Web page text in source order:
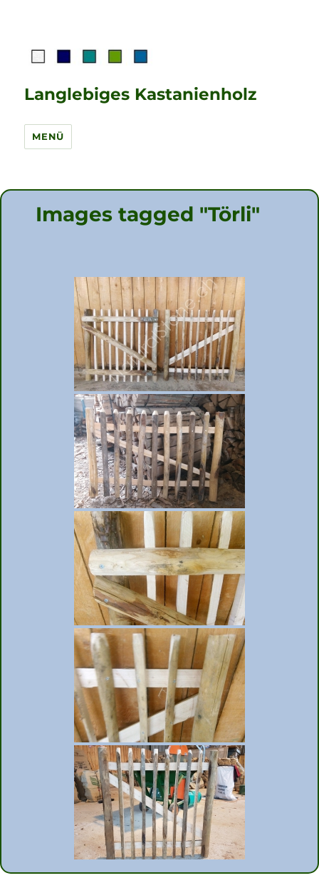
Langlebiges Kastanienholz
MENÜ
Images tagged "Törli"